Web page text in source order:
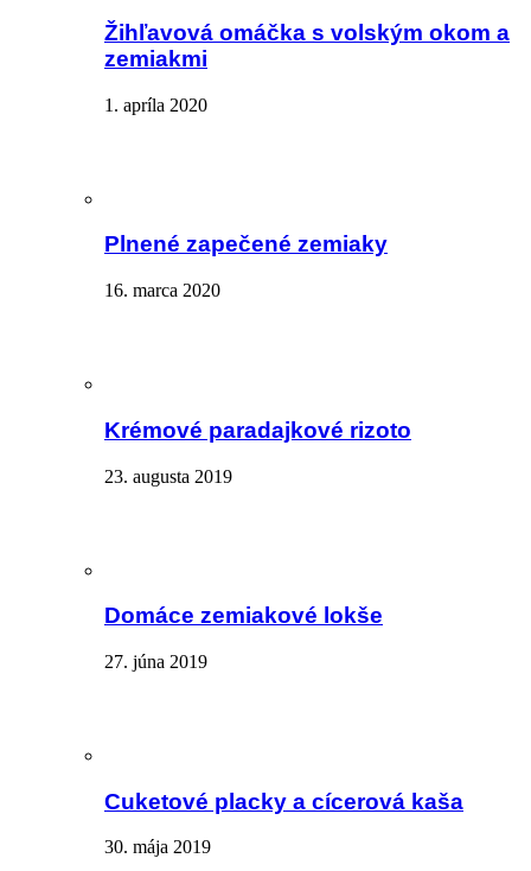
Žihľavová omáčka s volským okom a
zemiakmi
1. apríla 2020
Plnené zapečené zemiaky
16. marca 2020
Krémové paradajkové rizoto
23. augusta 2019
Domáce zemiakové lokše
27. júna 2019
Cuketové placky a cícerová kaša
30. mája 2019